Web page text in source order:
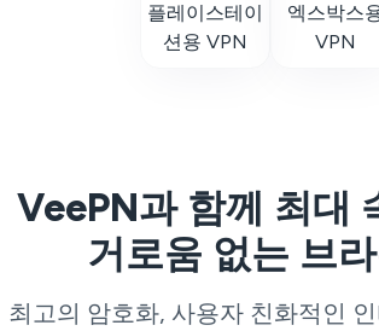
플레이스테이
션용 VPN
엑스박스
VPN
VeePN과 함께 최대
거로움 없는 브
최고의 암호화, 사용자 친화적인